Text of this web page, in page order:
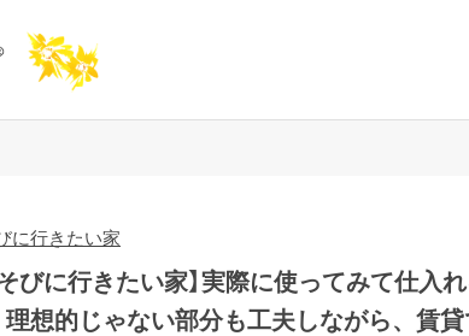
に行きたい家
びに行きたい家】実際に使ってみて仕入
理想的じゃない部分も工夫しながら、賃